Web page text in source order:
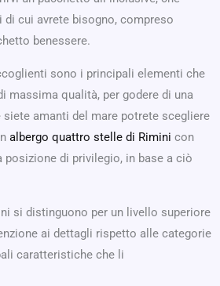
cui avrete bisogno, compreso
benessere.
sono i principali elementi che
massima qualità, per godere di una
siete amanti del mare potrete scegliere
albergo quattro stelle di Rimini con
posizione di privilegio, in base a ciò
si distinguono per un livello superiore
ai dettagli rispetto alle categorie
caratteristiche che li